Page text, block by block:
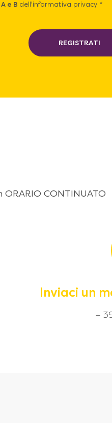
e B dell'informativa privacy *
REGISTRATI
CONTINUATO
Inviaci un
+